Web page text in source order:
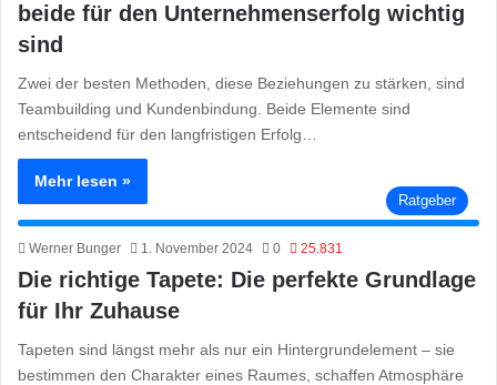
beide für den Unternehmenserfolg wichtig
sind
Zwei der besten Methoden, diese Beziehungen zu stärken, sind
Teambuilding und Kundenbindung. Beide Elemente sind
entscheidend für den langfristigen Erfolg…
Mehr lesen »
Ratgeber
Werner Bunger 1. November 2024 0 25.831
Die richtige Tapete: Die perfekte Grundlage
für Ihr Zuhause
Tapeten sind längst mehr als nur ein Hintergrundelement – sie
bestimmen den Charakter eines Raumes, schaffen Atmosphäre